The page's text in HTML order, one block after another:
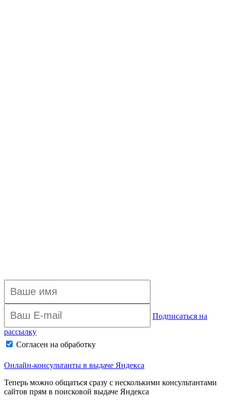
Подписаться на
рассылку
Согласен на обработку
Онлайн-консультанты в выдаче Яндекса
Теперь можно общаться сразу с несколькими консультантами
сайтов прям в поисковой выдаче Яндекса